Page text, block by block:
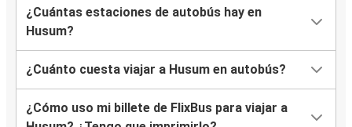
¿Cuántas estaciones de autobús hay en
Husum?
¿Cuánto cuesta viajar a Husum en autobús?
¿Cómo uso mi billete de FlixBus para viajar a